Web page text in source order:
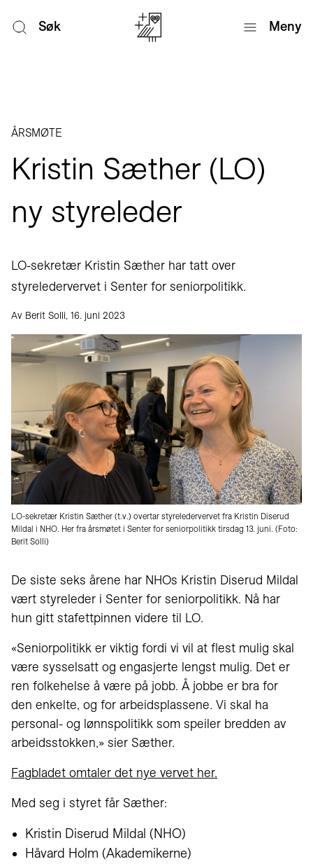
Søk Meny
ÅRSMØTE
Kristin Sæther (LO)
ny styreleder
LO-sekretær Kristin Sæther har tatt over
styreledervervet i Senter for seniorpolitikk.
Av Berit Solli, 16. juni 2023
LO-sekretær Kristin Sæther (t.v.) overtar styreledervervet fra Kristin Diserud
Mildal i NHO. Her fra årsmøtet i Senter for seniorpolitikk tirsdag 13. juni. (Foto:
Berit Solli)
De siste seks årene har NHOs Kristin Diserud Mildal
vært styreleder i Senter for seniorpolitikk. Nå har
hun gitt stafettpinnen videre til LO.
«Seniorpolitikk er viktig fordi vi vil at flest mulig skal
være sysselsatt og engasjerte lengst mulig. Det er
ren folkehelse å være på jobb. Å jobbe er bra for
den enkelte, og for arbeidsplassene. Vi skal ha
personal- og lønnspolitikk som speiler bredden av
arbeidsstokken,» sier Sæther.
Fagbladet omtaler det nye vervet her.
Med seg i styret får Sæther:
Kristin Diserud Mildal (NHO)
Håvard Holm (Akademikerne)